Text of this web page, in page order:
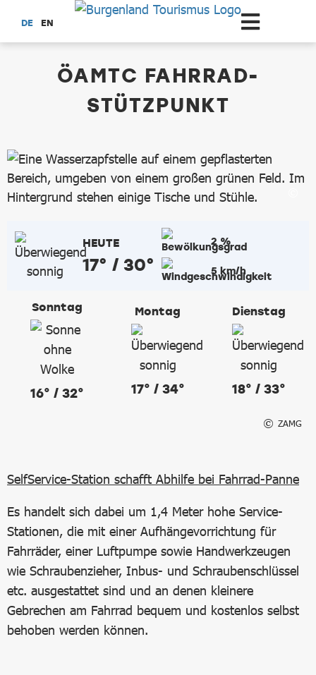
Zum Hauptinhalt springen
DE EN
ÖAMTC FAHRRAD-
STÜTZPUNKT
HEUTE
17° / 30°
2 %
5 km/h
Sonntag
16° / 32°
Montag
17° / 34°
Dienstag
18° / 33°
ZAMG
SelfService-Station schafft Abhilfe bei Fahrrad-Panne
Es handelt sich dabei um 1,4 Meter hohe Service-
Stationen, die mit einer Aufhängevorrichtung für
Fahrräder, einer Luftpumpe sowie Handwerkzeugen
wie Schraubenzieher, Inbus- und Schraubenschlüssel
etc. ausgestattet sind und an denen kleinere
Gebrechen am Fahrrad bequem und kostenlos selbst
behoben werden können.